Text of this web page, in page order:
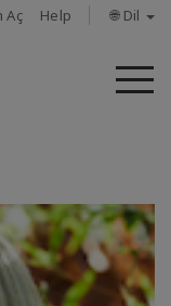
Aç Help 🌐 Dil